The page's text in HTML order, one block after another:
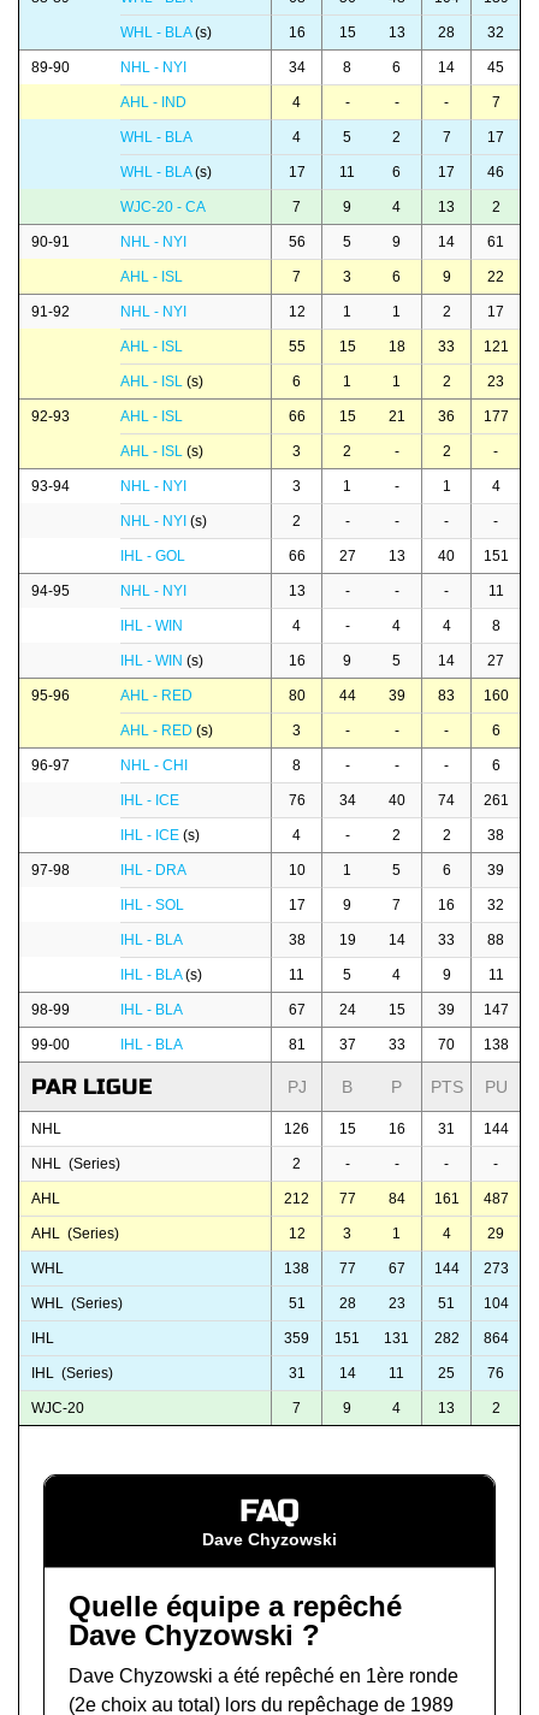
WHL - BLA(s) 16 15 13 28 32
89-90 NHL - NYI 34 8 6 14 45
AHL - IND 4 - - - 7
WHL - BLA 4 5 2 7 17
WHL - BLA(s) 17 11 6 17 46
WJC-20 - CA 7 9 4 13 2
90-91 NHL - NYI 56 5 9 14 61
AHL - ISL 7 3 6 9 22
91-92 NHL - NYI 12 1 1 2 17
AHL - ISL 55 15 18 33 121
AHL - ISL (s) 6 1 1 2 23
92-93 AHL - ISL 66 15 21 36 177
AHL - ISL (s) 3 2 - 2 -
93-94 NHL - NYI 3 1 - 1 4
NHL - NYI (s) 2 - - - -
IHL - GOL 66 27 13 40 151
94-95 NHL - NYI 13 - - - 11
IHL - WIN 4 - 4 4 8
IHL - WIN (s) 16 9 5 14 27
95-96 AHL - RED 80 44 39 83 160
AHL - RED (s) 3 - - - 6
96-97 NHL - CHI 8 - - - 6
IHL - ICE 76 34 40 74 261
IHL - ICE (s) 4 - 2 2 38
97-98 IHL - DRA 10 1 5 6 39
IHL - SOL 17 9 7 16 32
IHL - BLA 38 19 14 33 88
IHL - BLA(s) 11 5 4 9 11
98-99 IHL - BLA 67 24 15 39 147
99-00 IHL - BLA 81 37 33 70 138
PAR LIGUE PJ B P PTS PU
NHL 126 15 16 31 144
NHL (Series) 2 - - - -
AHL 212 77 84 161 487
AHL (Series) 12 3 1 4 29
WHL 138 77 67 144 273
WHL (Series) 51 28 23 51 104
IHL 359 151 131 282 864
IHL (Series) 31 14 11 25 76
WJC-20 7 9 4 13 2
FAQ
Dave Chyzowski
Quelle équipe a repêché
Dave Chyzowski ?
Dave Chyzowski a été repêché en 1ère ronde
(2e choix au total) lors du repêchage de 1989